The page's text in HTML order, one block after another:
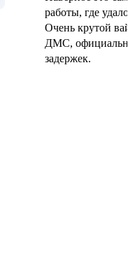
работы, где
Очень крутой
ДМС,
задержек.